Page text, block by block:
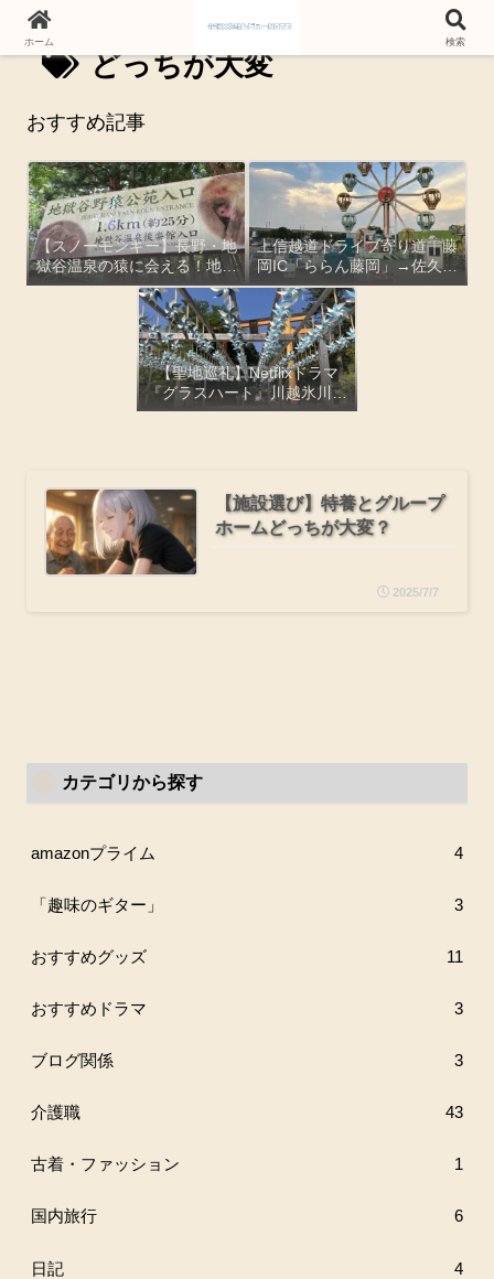
どっちが大変
おすすめ記事
【スノーモンキー】長野・地
獄谷温泉の猿に会える！地獄
谷野猿公苑の行き方と実際に
歩いた感想
上信越道ドライブ寄り道｜藤
岡IC「ららん藤岡」→佐久平
パラダ「平尾温泉みはらしの
湯」絶景レポ【観覧車・お土
産・とろ湯】
【聖地巡礼】Netflixドラマ
『グラスハート』川越氷川神
社ロケ地レポ
【施設選び】特養とグループ
ホームどっちが大変？
2025/7/7
カテゴリから探す
amazonプライム 4
「趣味のギター」 3
おすすめグッズ 11
おすすめドラマ 3
ブログ関係 3
介護職 43
古着・ファッション 1
国内旅行 6
日記 4
ホーム 検索